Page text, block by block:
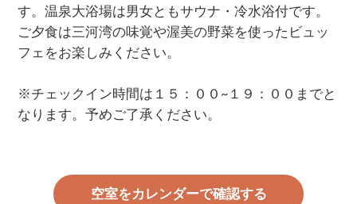
す。温泉大浴場は男女ともサウナ・冷水浴付です。
ご夕食は三河湾の味覚や渥美の野菜を使ったビュッ
フェをお楽しみください。
※チェックイン時間は１５：００~１９：００までと
なります。予めご了承ください。
空室をカレンダーで確認する